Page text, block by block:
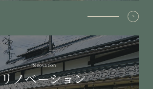
Renovation
リノベーション